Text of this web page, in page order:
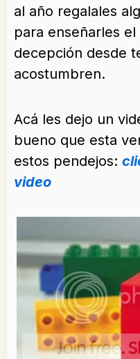
al año regalales
para enseñarles
decepción desde
acostumbren.
Acá les dejo un
bueno que esta
estos pendejos:
video